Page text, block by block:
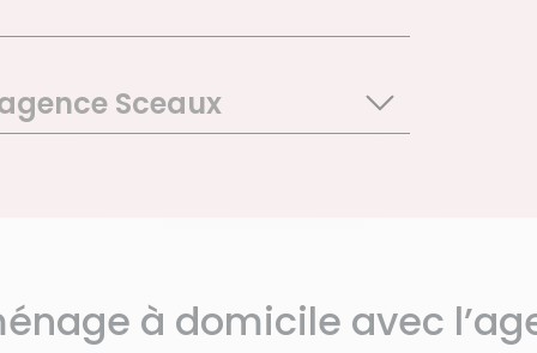
Sceaux
à domicile avec